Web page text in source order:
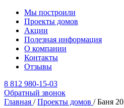
Мы построили
Проекты домов
Акции
Полезная информация
О компании
Контакты
Отзывы
8 812 980-15-03
Обратный звонок
Главная / Проекты домов / Баня 20